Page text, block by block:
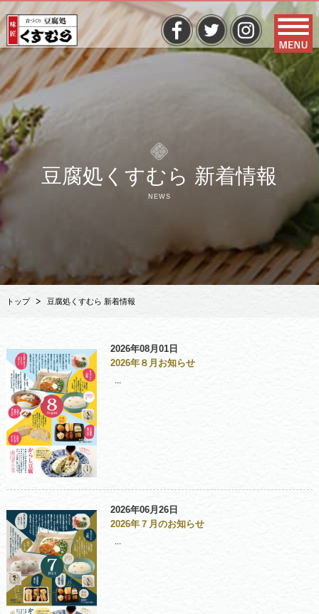
豆腐処くすむら 新着情報
NEWS
トップ 豆腐処くすむら 新着情報
2026年08月01日
2026年８月お知らせ
2026年06月26日
2026年７月のお知らせ